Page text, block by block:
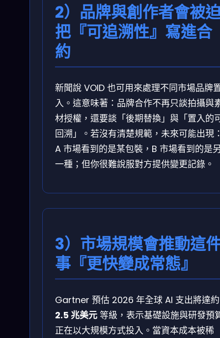
2）品牌與創作者會被
把『可追溯性』寫進合
約
新聞說 VOID 也可用來處理不同市場品牌
入。這意味著：品牌合作不再只談拍攝與
材授權，還要談「後期替換」與「置入的
回溯」。若沒有清楚規範，未來可能出現
A 市場看到的是某包裝，B 市場看到的是
一種；但你很難說服對方提供變更記錄。
3）市場規模會推動這
事『更快變成常態』
Gartner 預估 2026 年全球 AI 支出將達約
2.5 兆美元 等級，表示基礎設施與研發預
正在以大規模方式投入。當資本成本被稀